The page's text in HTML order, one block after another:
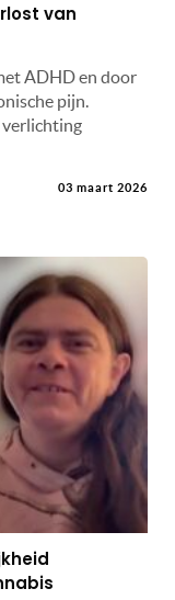
van
ADHD en door
pijn.
verlichting
03 maart 2026